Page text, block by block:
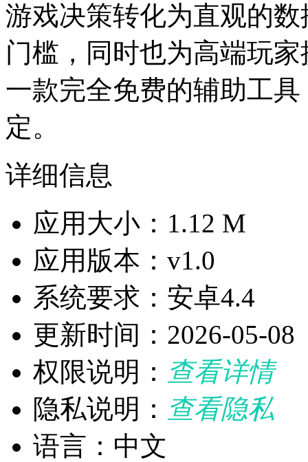
游戏决策转化为直观的
门槛，同时也为高端玩
一款完全免费的辅助工
定。
详细信息
应用大小：1.12 M
应用版本：v1.0
系统要求：安卓4.4
更新时间：2026-05-08
权限说明： 查看详情
隐私说明： 查看隐私
语言：中文